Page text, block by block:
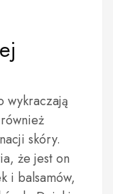
wykraczają
skóry.
że jest on
i balsamów,